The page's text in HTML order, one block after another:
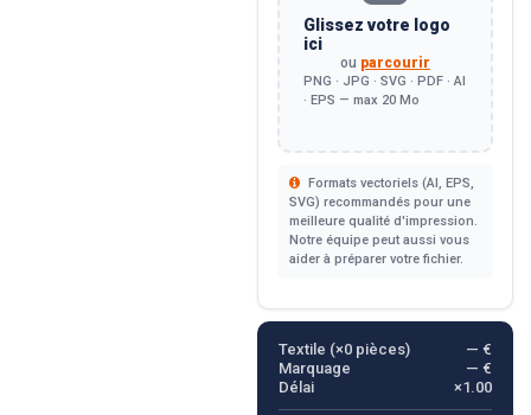
Glissez votre logo
ici
ou parcourir
PNG · JPG · SVG · PDF · AI
· EPS — max 20 Mo
Formats vectoriels (AI, EPS,
SVG) recommandés pour une
meilleure qualité d'impression.
Notre équipe peut aussi vous
aider à préparer votre fichier.
Textile (×0pièces)
— €
Marquage
— €
Délai
×1.00